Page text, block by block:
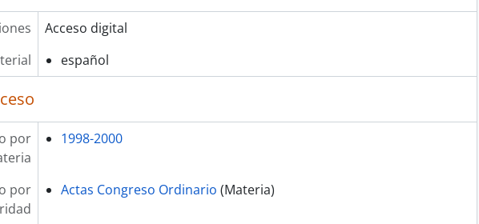
Acceso digital
español
por
1998-2000
por
Actas Congreso Ordinario (Materia)